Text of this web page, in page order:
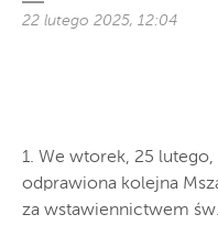
22 lutego 2025, 12:04
1. We wtorek, 25
odprawiona kolejna
za wstawiennictwem